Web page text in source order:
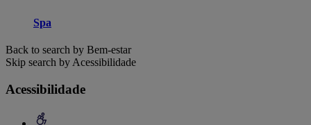
Spa
Back to search by Bem-estar
Skip search by Acessibilidade
Acessibilidade